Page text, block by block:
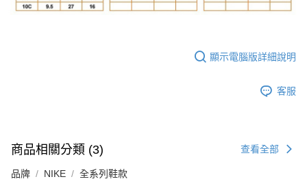
顯示電腦版詳細說明
客服
商品相關分類 (3) 查看全部
品牌 NIKE 全系列鞋款